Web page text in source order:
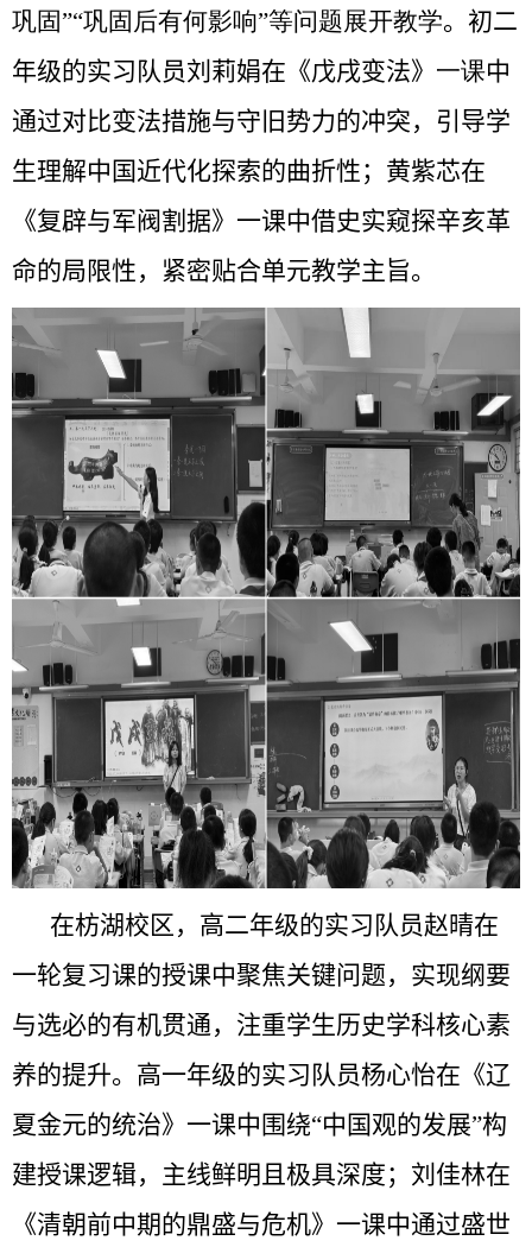
巩固”“巩固后有何影响”等问题展开教学。初二
年级的实习队员刘莉娟在《戊戌变法》 一课中
通过对比变法措施与守旧势力的冲突，引导学
生理解中国近代化探索的曲折性；黄紫芯在
《复辟与军阀割据》一课中借史实窥探辛亥革
命的局限性，紧密贴合单元教学主旨。
在枋湖校区，高二年级的实习队员赵晴在
一轮复习课的授课中聚焦关键问题，实现纲要
与选必的有机贯通，注重学生历史学科核心素
养的提升。高一年级的实习队员杨心怡在《辽
夏金元的统治》一课中围绕“中国观的发展”构
建授课逻辑，主线鲜明且极具深度；刘佳林在
《清朝前中期的鼎盛与危机》一课中通过盛世